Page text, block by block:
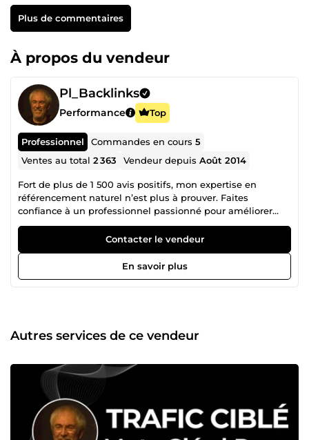
Plus de commentaires
À propos du vendeur
Pl_Backlinks
Performance Top
Professionnel Commandes en cours5
Ventes au total2 363 Vendeur depuisAoût 2014
Fort de plus de 1 500 avis positifs, mon expertise en
référencement naturel n’est plus à prouver. Faites
confiance à un professionnel passionné pour améliorer
votre visibilité et attirer un trafic qualifié sur vos
plateformes en ligne. Mon expérience dans le numérique
remonte aux débuts de l’informatique. Dès les années 80,
j’assistais à l’émergence des premiers ordinateurs
personnels, bien avant l’avènement d’Internet. J’ai débuté
dans l’univers digital m’ont permis d’acquérir une
expertise solide en analyse de trafic web, stratégies de
l’opportunité de collaborer avec des experts des États-Unis,
berceau de l’innovation technologique, pour affiner mes
compétences. 🔍 Mon credo : attirer du trafic ciblé et
qualifié. Quel que soit votre support — site web, page
Facebook ou chaîne YouTube —, votre succès repose sur
votre capacité à capter l’attention des bons visiteurs. En
Contacter le vendeur
En savoir plus
Autres services de ce vendeur